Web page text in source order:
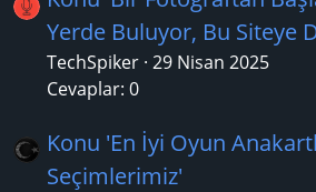
Yerde Buluyor, Bu Siteye
TechSpiker 29 Nisan 2025
Cevaplar: 0
Konu 'En İyi Oyun
Seçimlerimiz'